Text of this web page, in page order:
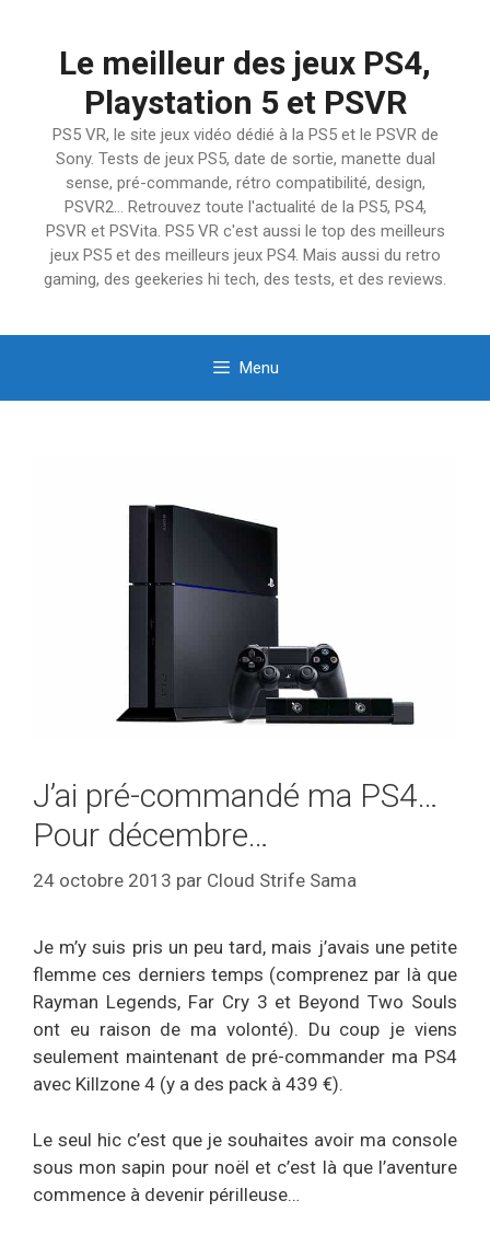
Le meilleur des jeux PS4,
Playstation 5 et PSVR
PS5 VR, le site jeux vidéo dédié à la PS5 et le PSVR de
Sony. Tests de jeux PS5, date de sortie, manette dual
sense, pré-commande, rétro compatibilité, design,
PSVR2… Retrouvez toute l'actualité de la PS5, PS4,
PSVR et PSVita. PS5 VR c'est aussi le top des meilleurs
jeux PS5 et des meilleurs jeux PS4. Mais aussi du retro
gaming, des geekeries hi tech, des tests, et des reviews.
Menu
J’ai pré-commandé ma PS4…
Pour décembre…
24 octobre 2013 par Cloud Strife Sama
Je m’y suis pris un peu tard, mais j’avais une petite
flemme ces derniers temps (comprenez par là que
Rayman Legends, Far Cry 3 et Beyond Two Souls
ont eu raison de ma volonté). Du coup je viens
seulement maintenant de pré-commander ma PS4
avec Killzone 4 (y a des pack à 439 €).
Le seul hic c’est que je souhaites avoir ma console
sous mon sapin pour noël et c’est là que l’aventure
commence à devenir périlleuse…